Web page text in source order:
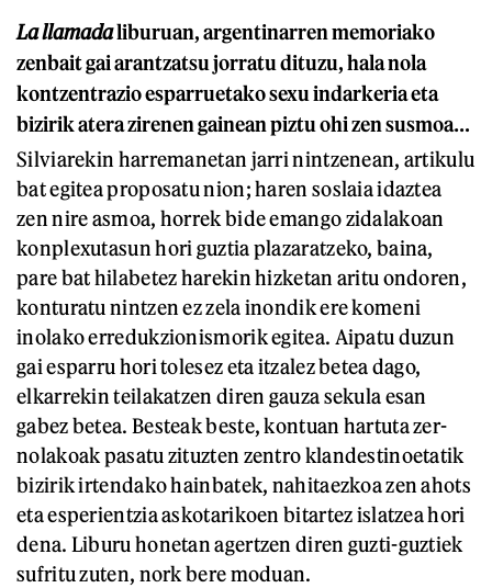
La llamadaliburuan, argentinarren memoriako
zenbait gai arantzatsu jorratu dituzu, hala nola
kontzentrazio esparruetako sexu indarkeria eta
bizirik atera zirenen gainean piztu ohi zen susmoa…
Silviarekin harremanetan jarri nintzenean, artikulu
bat egitea proposatu nion; haren soslaia idaztea
zen nire asmoa, horrek bide emango zidalakoan
konplexutasun hori guztia plazaratzeko, baina,
pare bat hilabetez harekin hizketan aritu ondoren,
konturatu nintzen ez zela inondik ere komeni
inolako erredukzionismorik egitea. Aipatu duzun
gai esparru hori tolesez eta itzalez betea dago,
elkarrekin teilakatzen diren gauza sekula esan
gabez betea. Besteak beste, kontuan hartuta zer-
nolakoak pasatu zituzten zentro klandestinoetatik
bizirik irtendako hainbatek, nahitaezkoa zen ahots
eta esperientzia askotarikoen bitartez islatzea hori
dena. Liburu honetan agertzen diren guzti-guztiek
sufritu zuten, nork bere moduan.